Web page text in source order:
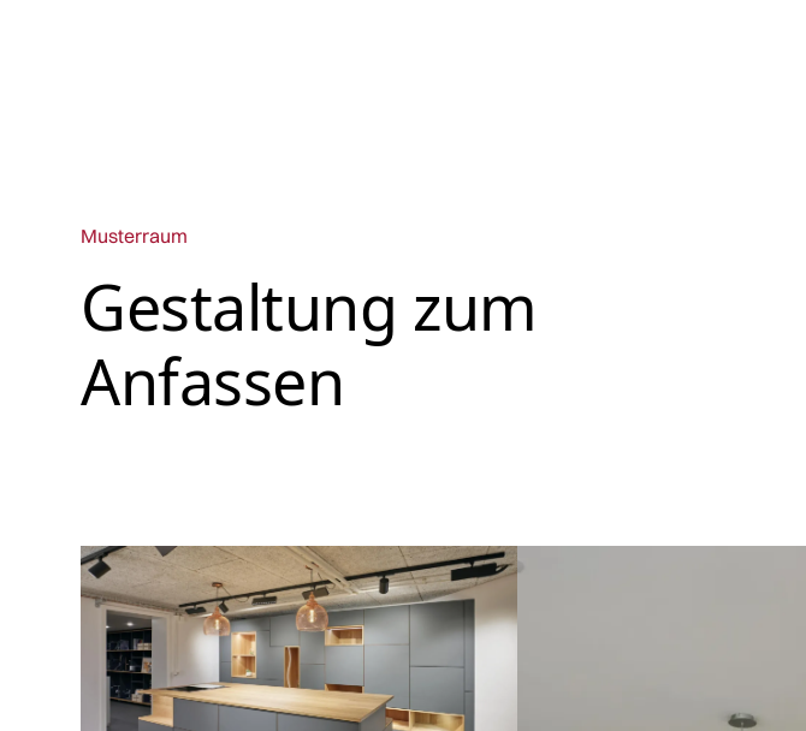
Musterraum
Gestaltung zum
Anfassen